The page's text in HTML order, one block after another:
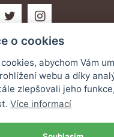
informace a oznámení o
o cookies
abychom Vám
webu a díky
zlepšovali jeho
Více informací